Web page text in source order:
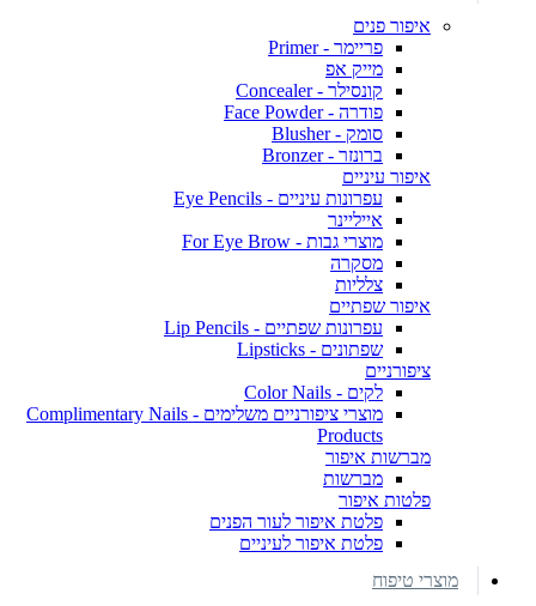
איפור פנים
פריימר - Primer
מייק אפ
קונסילר - Concealer
פודרה - Face Powder
סומק - Blusher
ברונזר - Bronzer
איפור עיניים
עפרונות עיניים - Eye Pencils
אייליינר
מוצרי גבות - For Eye Brow
מסקרה
צלליות
איפור שפתיים
עפרונות שפתיים - Lip Pencils
שפתונים - Lipsticks
ציפורניים
לקים - Color Nails
מוצרי ציפורניים משלימים - Complimentary Nails
Products
מברשות איפור
מברשות
פלטות איפור
פלטת איפור לעור הפנים
פלטת איפור לעיניים
מוצרי טיפוח